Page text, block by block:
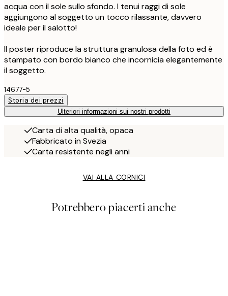
acqua con il sole sullo sfondo. I tenui raggi di sole
aggiungono al soggetto un tocco rilassante, davvero
ideale per il salotto!
Il poster riproduce la struttura granulosa della foto ed è
stampato con bordo bianco che incornicia elegantemente
il soggetto.
14677-5
Storia dei prezzi
Ulteriori informazioni sui nostri prodotti
Carta di alta qualità, opaca
Fabbricato in Svezia
Carta resistente negli anni
VAI ALLA CORNICI
Potrebbero piacerti anche